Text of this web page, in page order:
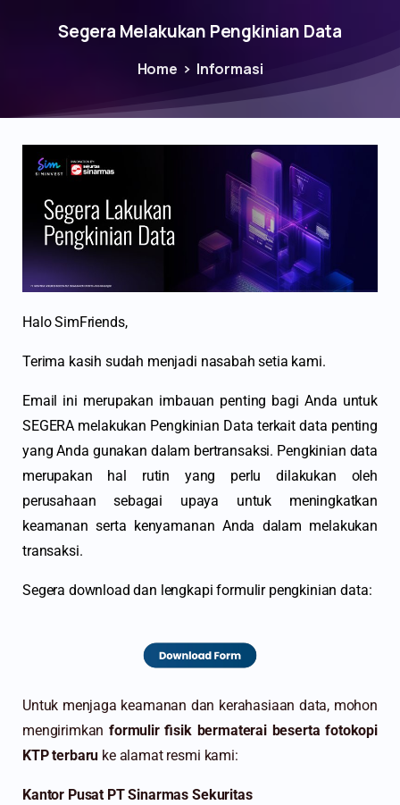
Segera Melakukan Pengkinian Data
Home Informasi
Halo SimFriends,
Terima kasih sudah menjadi nasabah setia kami.
Email ini merupakan imbauan penting bagi Anda untuk
SEGERA melakukan Pengkinian Data terkait data penting
yang Anda gunakan dalam bertransaksi. Pengkinian data
merupakan hal rutin yang perlu dilakukan oleh
perusahaan sebagai upaya untuk meningkatkan
keamanan serta kenyamanan Anda dalam melakukan
transaksi.
Segera download dan lengkapi formulir pengkinian data:
Untuk menjaga keamanan dan kerahasiaan data, mohon
mengirimkan formulir fisik bermaterai beserta fotokopi
KTP terbaru ke alamat resmi kami:
Kantor Pusat PT Sinarmas Sekuritas